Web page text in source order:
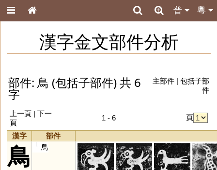
粵
普
漢字金文部件分析
部件: 鳥 (包括子部件) 共 6
字
主部件| 包括子部
件
上一頁 | 下一
頁
1 - 6 頁
漢字 部件
鳥 鳥